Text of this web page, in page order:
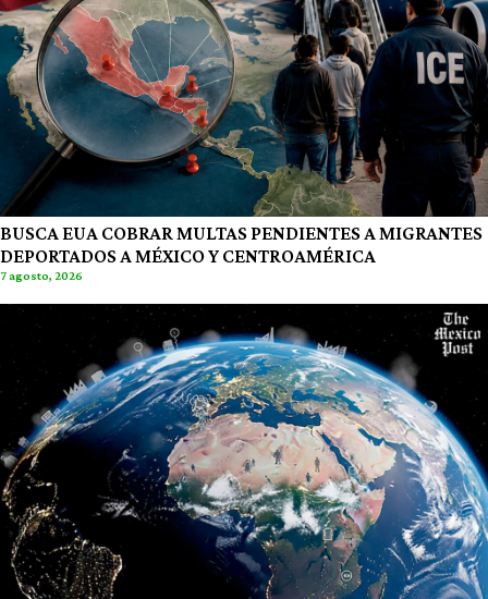
BUSCA EUA COBRAR MULTAS PENDIENTES A MIGRANTES
DEPORTADOS A MÉXICO Y CENTROAMÉRICA
7 agosto, 2026